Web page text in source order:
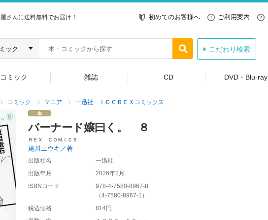
さんに送料無料でお届け！ 初めてのお客様へ ご利用案内
こだわり検索
コミック 雑誌 CD DVD・Blu-ray
コミック マニア 一迅社 ＩＤＣＲＥＸコミックス
バーナード嬢曰く。 ８
ＲＥＸ ＣＯＭＩＣＳ
施川ユウキ／著
出版社名
一迅社
出版年月
2026年2月
ISBNコード
978-4-7580-8967-8
（4-7580-8967-1 ）
税込価格
814円